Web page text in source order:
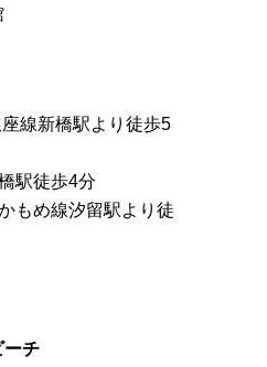
線新橋駅より徒歩5
駅徒歩4分
もめ線汐留駅より徒
チ